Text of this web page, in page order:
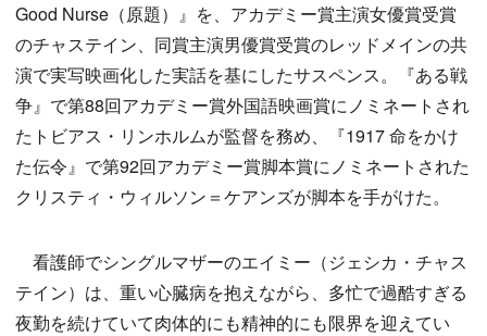
Good Nurse（原題）』を、アカデミー賞主演女優賞受賞
のチャステイン、同賞主演男優賞受賞のレッドメインの共
演で実写映画化した実話を基にしたサスペンス。『ある戦
争』で第88回アカデミー賞外国語映画賞にノミネートされ
たトビアス・リンホルムが監督を務め、『1917 命をかけ
た伝令』で第92回アカデミー賞脚本賞にノミネートされた
クリスティ・ウィルソン＝ケアンズが脚本を手がけた。
看護師でシングルマザーのエイミー（ジェシカ・チャス
テイン）は、重い心臓病を抱えながら、多忙で過酷すぎる
夜勤を続けていて肉体的にも精神的にも限界を迎えてい